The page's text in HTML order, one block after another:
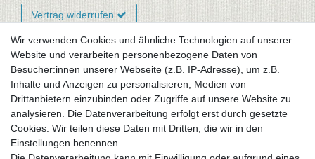
Vertrag widerrufen
Newsletter-Anmeldung
FAQ / Fragen
Mein Warenkorb
Mein Merkzettel
Mein Konto
UNSER LADENGESCHÄFT
Wir verwenden Cookies und ähnliche Technologien auf unserer
Website und verarbeiten personenbezogene Daten von
Besucher:innen unserer Webseite (z.B. IP-Adresse), um z.B.
Inhalte und Anzeigen zu personalisieren, Medien von
Drittanbietern einzubinden oder Zugriffe auf unsere Website zu
analysieren. Die Datenverarbeitung erfolgt erst durch gesetzte
Cookies. Wir teilen diese Daten mit Dritten, die wir in den
Einstellungen benennen.